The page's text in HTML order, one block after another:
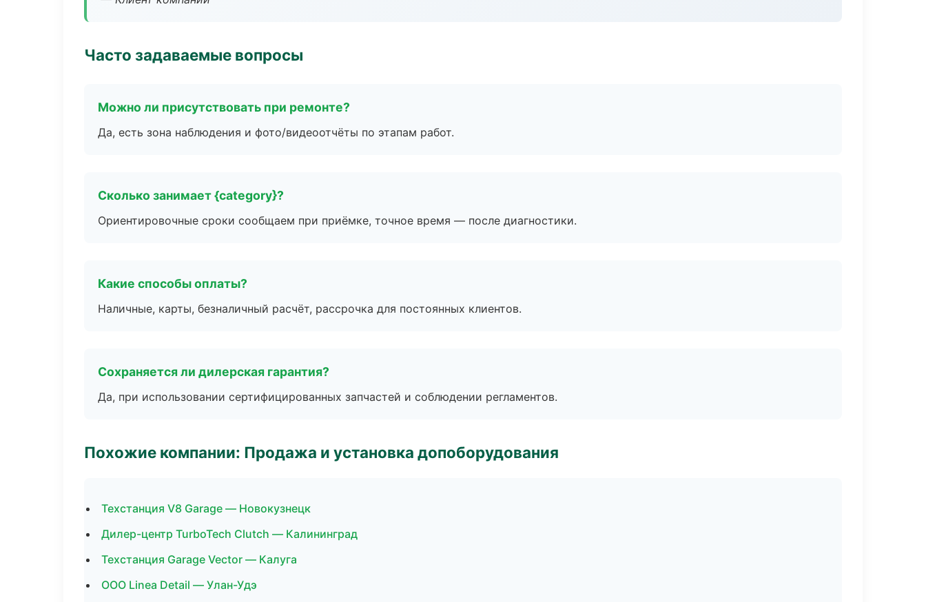
Часто задаваемые вопросы
Можно ли присутствовать при ремонте?
Да, есть зона наблюдения и фото/видеоотчёты по этапам работ.
Сколько занимает {category}?
Ориентировочные сроки сообщаем при приёмке, точное время — после диагностики.
Какие способы оплаты?
Наличные, карты, безналичный расчёт, рассрочка для постоянных клиентов.
Сохраняется ли дилерская гарантия?
Да, при использовании сертифицированных запчастей и соблюдении регламентов.
Похожие компании: Продажа и установка допоборудования
Техстанция V8 Garage — Новокузнецк
Дилер-центр TurboTech Clutch — Калининград
Техстанция Garage Vector — Калуга
ООО Linea Detail — Улан-Удэ